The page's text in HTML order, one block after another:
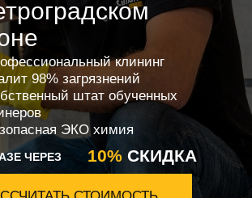
ЧЕРЕЗ
клининг
98% загрязнений
штат обученных
ЭКО химия
10% СКИДКА